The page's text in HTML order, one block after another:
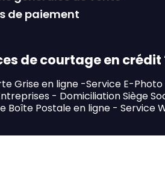
de paiement
de courtage en
Grise en ligne-Service E-
- Domiciliation Siège
Boîte Postale en ligne- Service